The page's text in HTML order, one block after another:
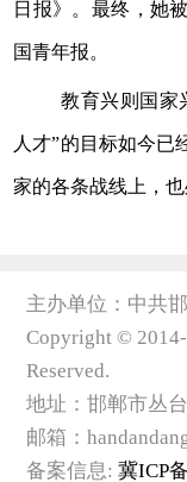
日报》。最终，她
国青年报。
教育兴则国家
人才”的目标如今已
家的各条战线上，
主办单位：中共
Copyright ©
Reserved.
地址：邯郸市丛
邮箱：
备案信息: 冀ICP